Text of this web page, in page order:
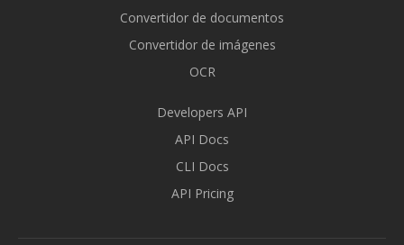
Convertidor de documentos
Convertidor de imágenes
OCR
Developers API
API Docs
CLI Docs
API Pricing